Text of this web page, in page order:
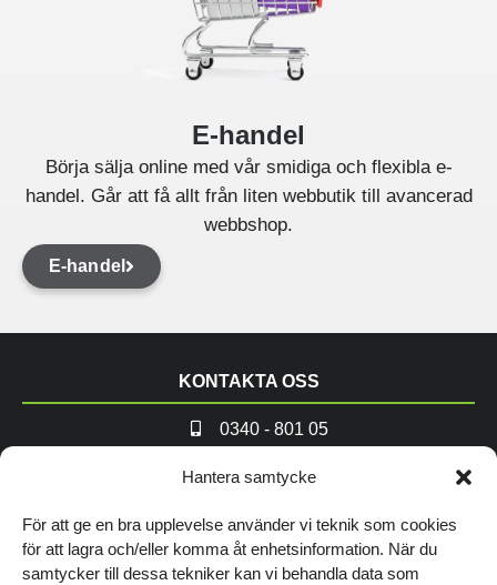
Hantera samtycke
För att ge en bra upplevelse använder vi teknik som cookies
för att lagra och/eller komma åt enhetsinformation. När du
samtycker till dessa tekniker kan vi behandla data som
E-handel
Börja sälja online med vår smidiga och flexibla e-
handel. Går att få allt från liten webbutik till avancerad
webbshop.
E-handel
KONTAKTA OSS
0340 - 801 05
info@andremedvanner.se
TITTA FÖRBI VÅRT KONTOR
Norrgatan 16, Varberg